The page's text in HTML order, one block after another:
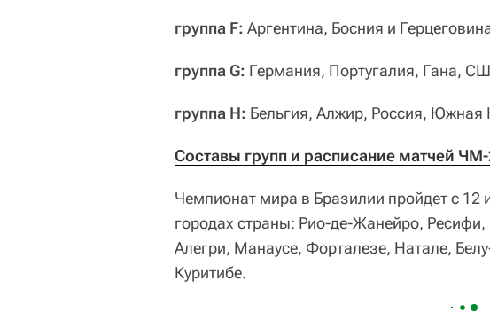
группа F: Аргентина, Босния и
группа G: Германия, Португалия, Гана,
группа H: Бельгия, Алжир, Россия, Южная
Составы групп и расписание матчей ЧМ-
Чемпионат мира в Бразилии пройдет с
городах страны: Рио-де-Жанейро,
Алегри, Манаусе, Форталезе, Натале,
Куритибе.